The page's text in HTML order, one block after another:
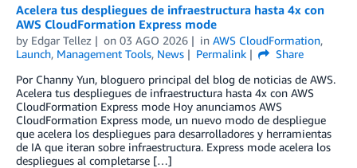
Acelera tus despliegues de infraestructura hasta 4x con
AWS CloudFormation Express mode
by Edgar Tellez on 03 AGO 2026 in AWS CloudFormation,
Launch, Management Tools, News Permalink
Share
Por Channy Yun, bloguero principal del blog de noticias de AWS.
Acelera tus despliegues de infraestructura hasta 4x con AWS
CloudFormation Express mode Hoy anunciamos AWS
CloudFormation Express mode, un nuevo modo de despliegue
que acelera los despliegues para desarrolladores y herramientas
de IA que iteran sobre infraestructura. Express mode acelera los
despliegues al completarse […]